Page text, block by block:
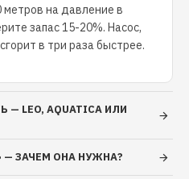
метров на давление в
запас 15-20%. Насос,
в три раза быстрее.
LEO, AQUATICA ИЛИ
ЗАЧЕМ ОНА НУЖНА?